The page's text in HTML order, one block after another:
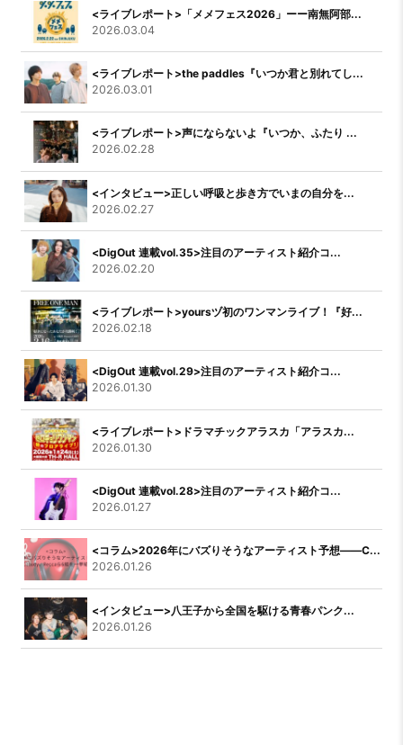
<ライブレポート>「メメフェス2026」ーー南無阿部...
2026.03.04
<ライブレポート>the paddles『いつか君と別れてし...
2026.03.01
<ライブレポート>声にならないよ『いつか、ふたり ...
2026.02.28
<インタビュー>正しい呼吸と歩き方でいまの自分を...
2026.02.27
<DigOut 連載vol.35>注目のアーティスト紹介コ...
2026.02.20
<ライブレポート>yoursヅ初のワンマンライブ！『好...
2026.02.18
<DigOut 連載vol.29>注目のアーティスト紹介コ...
2026.01.30
<ライブレポート>ドラマチックアラスカ「アラスカ...
2026.01.30
<DigOut 連載vol.28>注目のアーティスト紹介コ...
2026.01.27
<コラム>2026年にバズりそうなアーティスト予想――C...
2026.01.26
<インタビュー>八王子から全国を駆ける青春パンク...
2026.01.26